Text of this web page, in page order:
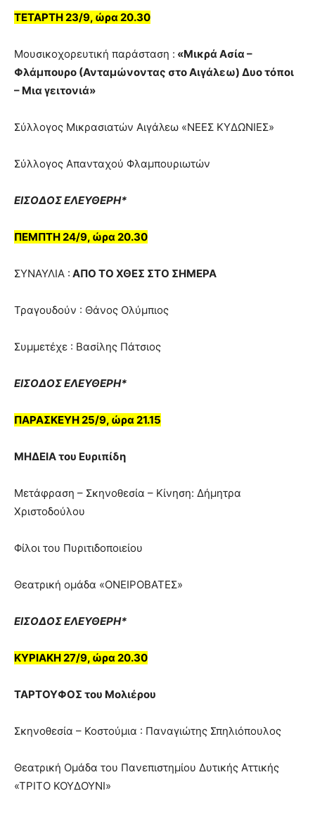
ΤΕΤΑΡΤΗ 23/9, ώρα 20.30
Μουσικοχορευτική παράσταση : «Μικρά Ασία –
Φλάμπουρο (Ανταμώνοντας στο Αιγάλεω) Δυο τόποι
– Μια γειτονιά»
Σύλλογος Μικρασιατών Αιγάλεω «ΝΕΕΣ ΚΥΔΩΝΙΕΣ»
Σύλλογος Απανταχού Φλαμπουριωτών
ΕΙΣΟΔΟΣ ΕΛΕΥΘΕΡΗ*
ΠΕΜΠΤΗ 24/9, ώρα 20.30
ΣΥΝΑΥΛΙΑ : ΑΠΟ ΤΟ ΧΘΕΣ ΣΤΟ ΣΗΜΕΡΑ
Τραγουδούν : Θάνος Ολύμπιος
Συμμετέχε : Βασίλης Πάτσιος
ΕΙΣΟΔΟΣ ΕΛΕΥΘΕΡΗ*
ΠΑΡΑΣΚΕΥΗ 25/9, ώρα 21.15
ΜΗΔΕΙΑ του Ευριπίδη
Μετάφραση – Σκηνοθεσία – Κίνηση: Δήμητρα
Χριστοδούλου
Φίλοι του Πυριτιδοποιείου
Θεατρική ομάδα «ΟΝΕΙΡΟΒΑΤΕΣ»
ΕΙΣΟΔΟΣ ΕΛΕΥΘΕΡΗ*
ΚΥΡΙΑΚΗ 27/9, ώρα 20.30
ΤΑΡΤΟΥΦΟΣ του Μολιέρου
Σκηνοθεσία – Κοστούμια : Παναγιώτης Σπηλιόπουλος
Θεατρική Ομάδα του Πανεπιστημίου Δυτικής Αττικής
«ΤΡΙΤΟ ΚΟΥΔΟΥΝΙ»